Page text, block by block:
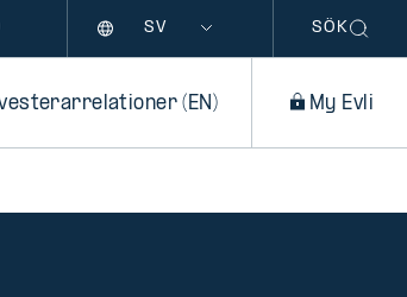
SÖK
(EN) My Evli